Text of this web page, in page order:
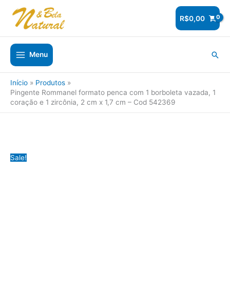
para
conteúdo
R$0,00
Menu
Início
Produtos
Pingente Rommanel formato penca com 1 borboleta vazada, 1
coração e 1 zircônia, 2 cm x 1,7 cm – Cod 542369
Sale!